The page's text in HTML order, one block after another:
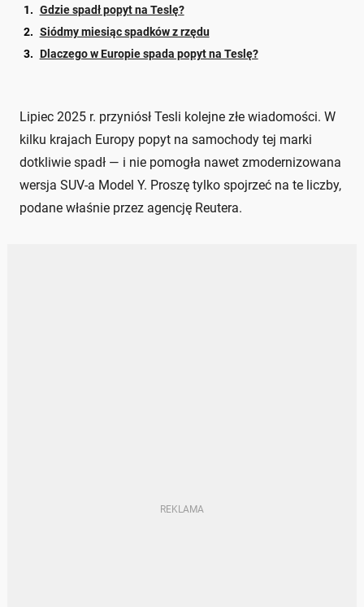
Gdzie spadł popyt na Teslę?
Siódmy miesiąc spadków z rzędu
Dlaczego w Europie spada popyt na Teslę?
Lipiec 2025 r. przyniósł Tesli kolejne złe wiadomości. W
kilku krajach Europy popyt na samochody tej marki
dotkliwie spadł — i nie pomogła nawet zmodernizowana
wersja SUV-a Model Y. Proszę tylko spojrzeć na te liczby,
podane właśnie przez agencję Reutera.